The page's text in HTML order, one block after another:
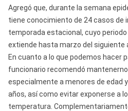
Agregó que, durante la semana
tiene conocimiento de 24 casos de
temporada estacional, cuyo
extiende hasta marzo del siguiente
En cuanto a lo que podemos hacer
funcionario recomendó
especialmente a menores de edad
años, así como evitar exponerse a
temperatura.